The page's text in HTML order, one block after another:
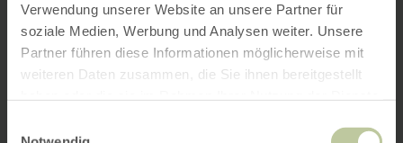
Verwendung unserer Website an unsere Partner für
soziale Medien, Werbung und Analysen weiter. Unsere
Partner führen diese Informationen möglicherweise mit
weiteren Daten zusammen, die Sie ihnen bereitgestellt